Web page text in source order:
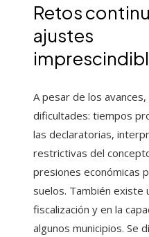
Retos
ajustes
A pesar de los
dificultades: tiempos
las declaratorias,
restrictivas del
presiones económicas
suelos. También existe
fiscalización y en la
algunos municipios. Se